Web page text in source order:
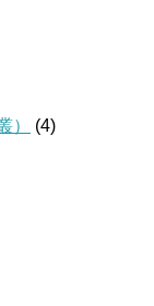
）
(4)